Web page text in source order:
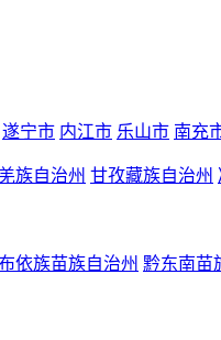
遂宁市 内江市 乐山市 南充
族自治州 甘孜藏族自治州
依族苗族自治州 黔东南苗